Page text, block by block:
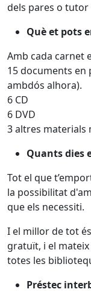
dels pares o tutor
Què et pots
Amb cada carnet
15 documents en
ambdós alhora).
6 CD
6 DVD
3 altres materials
Quants dies
Tot el que
la possibilitat
que els necessiti.
I el millor de tot
gratuït, i el
totes les
Préstec